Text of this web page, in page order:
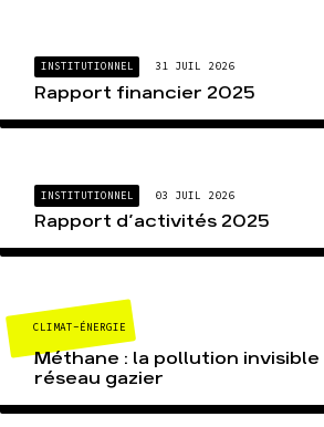
INSTITUTIONNEL 31 JUIL 2026
Rapport financier 2025
INSTITUTIONNEL 03 JUIL 2026
Rapport d’activités 2025
CLIMAT-ÉNERGIE
Méthane : la pollution invisible
réseau gazier